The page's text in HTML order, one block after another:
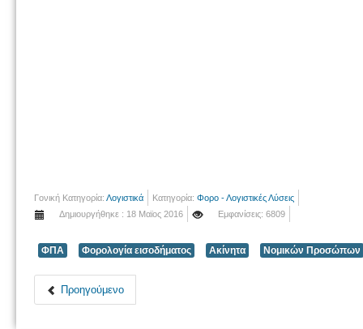
Γονική Κατηγορία: Λογιστικά Κατηγορία: Φορο - Λογιστικές Λύσεις
Δημιουργήθηκε : 18 Μαϊος 2016
Εμφανίσεις: 6809
ΦΠΑ Φορολογία εισοδήματος Ακίνητα Νομικών Προσώπων
Προηγούμενο